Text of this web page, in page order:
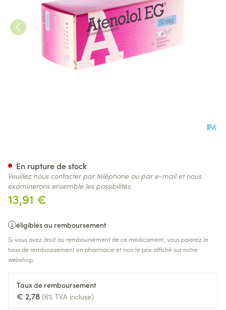
13,91 €
éligibles au remboursement
Si vous avez droit au remboursement de ce médicament, vous paierez le
taux de remboursement en pharmacie et non le prix affiché sur notre
webshop.
Taux de remboursement
€ 2,78 (6% TVA incluse)
En rupture de stock
Veuillez nous contacter par téléphone ou par e-mail et nous
examinerons ensemble les possibilités.